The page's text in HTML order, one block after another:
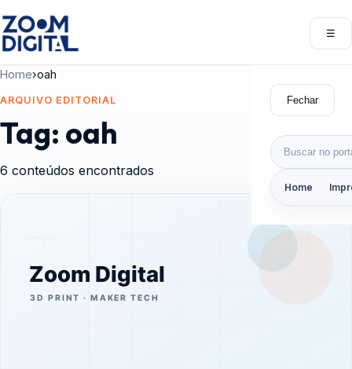
☰
Fechar
Buscar por:
Home
Home›oah
ARQUIVO EDITORIAL
Tag: oah
6 conteúdos encontrados